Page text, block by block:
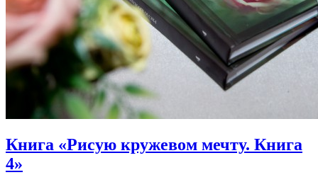
Книга «Рисую кружевом мечту. Книга
4»